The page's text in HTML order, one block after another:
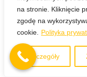
na stronie. Kliknięcie
zgodę na
cookie.
Polityka
Szczegóły